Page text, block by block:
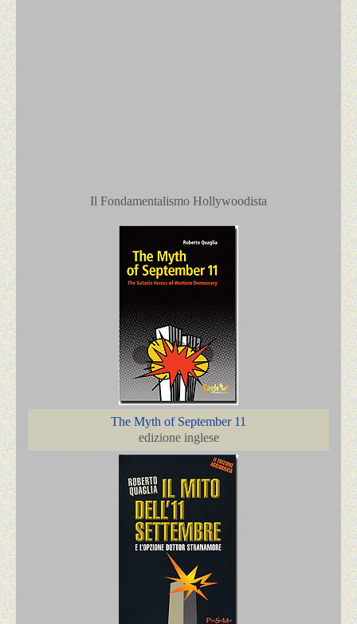
Il Fondamentalismo Hollywoodista
The Myth of September 11
edizione inglese